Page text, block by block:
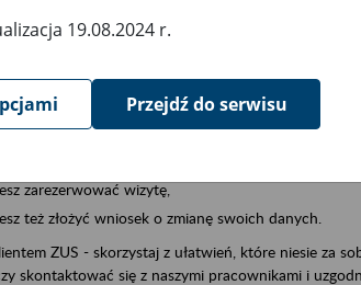
złożyć wniosek o wydanie zaświadczenia o
dostęp do zwolnień lekarskich swoich
świadczeniobiorcą
dostęp m.in. do formularza PIT 11A, czyli
PIT 40A, czyli rocznego obliczenia podatku
zarezerwować wizytę,
też złożyć wniosek o zmianę swoich danych.
ZUS - skorzystaj z ułatwień, które niesie za
skontaktować się z naszymi pracownikami i
19.08.2024 r.
Przejdź do serwisu